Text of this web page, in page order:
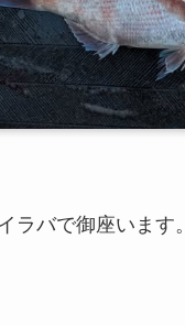
ラバで御座います。